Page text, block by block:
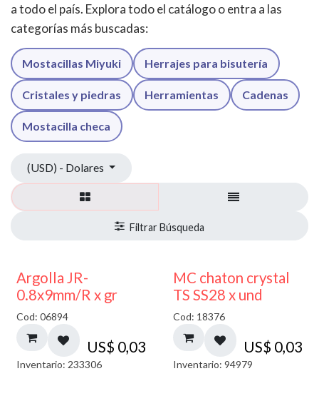
a todo el país. Explora todo el catálogo o entra a las
categorías más buscadas:
Mostacillas Miyuki Herrajes para bisutería
Cristales y piedras Herramientas Cadenas
Mostacilla checa
(USD) - Dolares
Argolla JR-
0.8x9mm/R x gr
Cod: 06894
US$ 0,03
Inventario: 233306
MC chaton crystal
TS SS28 x und
Cod: 18376
US$ 0,03
Inventario: 94979